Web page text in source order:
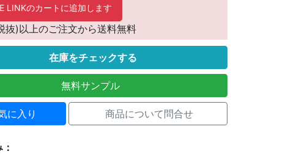
LINKのカートに追加します
抜)以上のご注文から送料無料
在庫をチェックする
無料サンプル
に入り 商品について問合せ